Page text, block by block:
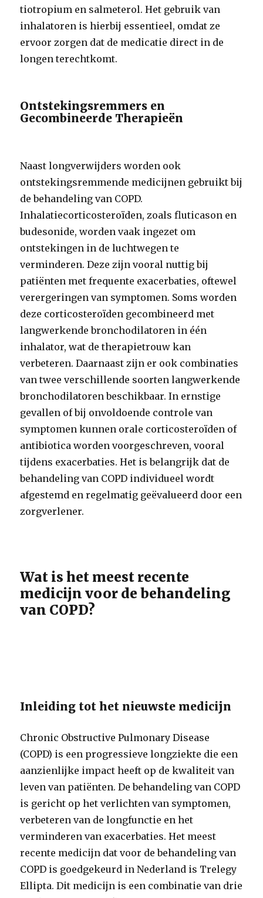
tiotropium en salmeterol. Het gebruik van
inhalatoren is hierbij essentieel, omdat ze
ervoor zorgen dat de medicatie direct in de
longen terechtkomt.
Ontstekingsremmers en
Gecombineerde Therapieën
Naast longverwijders worden ook
ontstekingsremmende medicijnen gebruikt bij
de behandeling van COPD.
Inhalatiecorticosteroïden, zoals fluticason en
budesonide, worden vaak ingezet om
ontstekingen in de luchtwegen te
verminderen. Deze zijn vooral nuttig bij
patiënten met frequente exacerbaties, oftewel
verergeringen van symptomen. Soms worden
deze corticosteroïden gecombineerd met
langwerkende bronchodilatoren in één
inhalator, wat de therapietrouw kan
verbeteren. Daarnaast zijn er ook combinaties
van twee verschillende soorten langwerkende
bronchodilatoren beschikbaar. In ernstige
gevallen of bij onvoldoende controle van
symptomen kunnen orale corticosteroïden of
antibiotica worden voorgeschreven, vooral
tijdens exacerbaties. Het is belangrijk dat de
behandeling van COPD individueel wordt
afgestemd en regelmatig geëvalueerd door een
zorgverlener.
Wat is het meest recente
medicijn voor de behandeling
van COPD?
Inleiding tot het nieuwste medicijn
Chronic Obstructive Pulmonary Disease
(COPD) is een progressieve longziekte die een
aanzienlijke impact heeft op de kwaliteit van
leven van patiënten. De behandeling van COPD
is gericht op het verlichten van symptomen,
verbeteren van de longfunctie en het
verminderen van exacerbaties. Het meest
recente medicijn dat voor de behandeling van
COPD is goedgekeurd in Nederland is Trelegy
Ellipta. Dit medicijn is een combinatie van drie